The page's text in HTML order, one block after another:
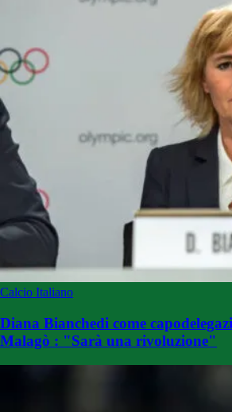
Calcio Italiano
Diana Bianchedi come
Malagò : "Sarà una rivoluzione"